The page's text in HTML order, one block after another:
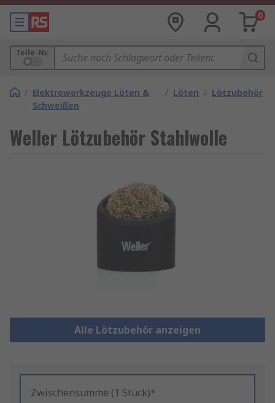
0
Teile-Nr.
/ Elektrowerkzeuge Löten &
Schweißen
/ Löten / Lötzubehör
Weller Lötzubehör Stahlwolle
Alle Lötzubehör anzeigen
Zwischensumme (1 Stück)*